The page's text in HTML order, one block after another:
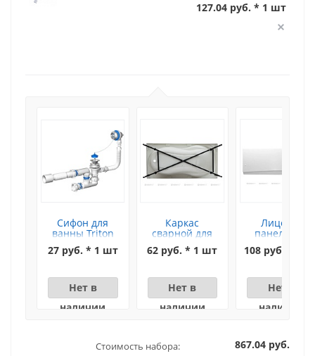
127.04 руб. * 1 шт
Сифон для
ванны Triton
(цепочка)
27 руб. * 1 шт
Нет в
наличии
Каркас
сварной для
ванны Corsica
170x75
62 руб. * 1 шт
Нет в
наличии
Лицевая
панель для
ванны
Corsica
108 руб. * 1
Нет в
наличии
Стоимость набора: 867.04 руб.